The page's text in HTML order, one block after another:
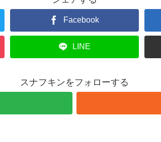
Facebook
LINE
スナフキンをフォローする